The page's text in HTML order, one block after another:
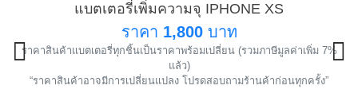
!
แบตเตอรี่เพิ่มความจุ IPHONE XS
ราคา 1,800บาท
ราคาสินค้าแบตเตอรี่ทุกชิ้นเป็นราคาพร้อมเปลี่ยน (รวมภาษีมูลค่าเพิ่ม 7%
แล้ว)
“ราคาสินค้าอาจมีการเปลี่ยนแปลง โปรดสอบถามร้านค้าก่อนทุกครั้ง”